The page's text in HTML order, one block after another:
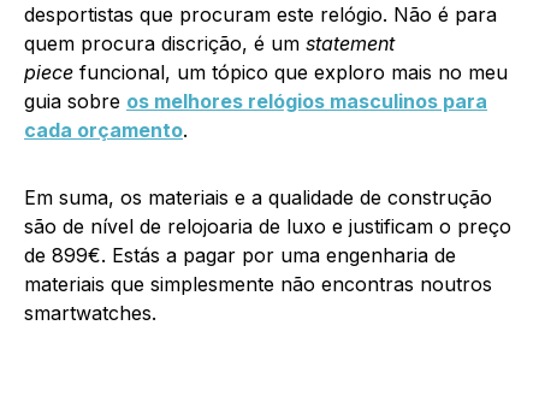
desportistas que procuram este relógio. Não é para
quem procura discrição, é um statement
piece funcional, um tópico que exploro mais no meu
guia sobre os melhores relógios masculinos para
cada orçamento.
Em suma, os materiais e a qualidade de construção
são de nível de relojoaria de luxo e justificam o preço
de 899€. Estás a pagar por uma engenharia de
materiais que simplesmente não encontras noutros
smartwatches.